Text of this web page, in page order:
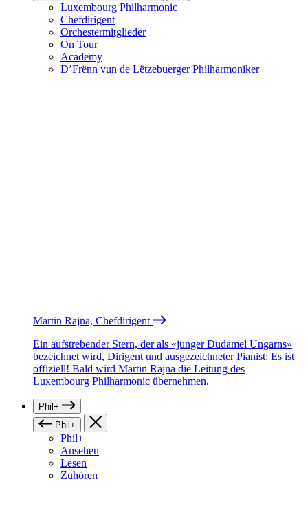
Luxembourg Philharmonic
Chefdirigent
Orchestermitglieder
On Tour
Academy
D’Frënn vun de Lëtzebuerger Philharmoniker
Martin Rajna, Chefdirigent
Ein aufstrebender Stern, der als «junger Dudamel Ungarns»
bezeichnet wird, Dirigent und ausgezeichneter Pianist: Es ist
offiziell! Bald wird Martin Rajna die Leitung des
Luxembourg Philharmonic übernehmen.
Phil+
Phil+
Phil+
Ansehen
Lesen
Zuhören